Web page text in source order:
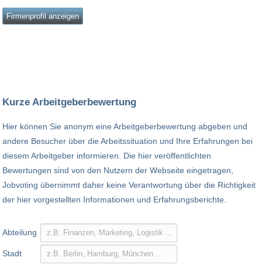
Firmenprofil anzeigen
Kurze Arbeitgeberbewertung
Hier können Sie anonym eine Arbeitgeberbewertung abgeben und
andere Besucher über die Arbeitssituation und Ihre Erfahrungen bei
diesem Arbeitgeber informieren. Die hier veröffentlichten
Bewertungen sind von den Nutzern der Webseite eingetragen,
Jobvoting übernimmt daher keine Verantwortung über die Richtigkeit
der hier vorgestellten Informationen und Erfahrungsberichte.
Abteilung
Stadt